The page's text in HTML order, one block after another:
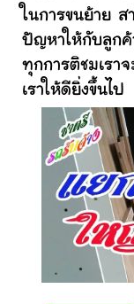
ในการขนย้าย ส
ปัญหาให้กับลูกค้
ทุกการติชมเรา
เราให้ดียิ่งขึ้นไป